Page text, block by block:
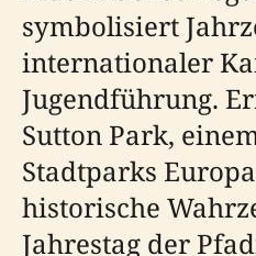
symbolisiert
internationaler
Jugendführung.
Sutton Park,
Stadtparks
historische
Jahrestag der